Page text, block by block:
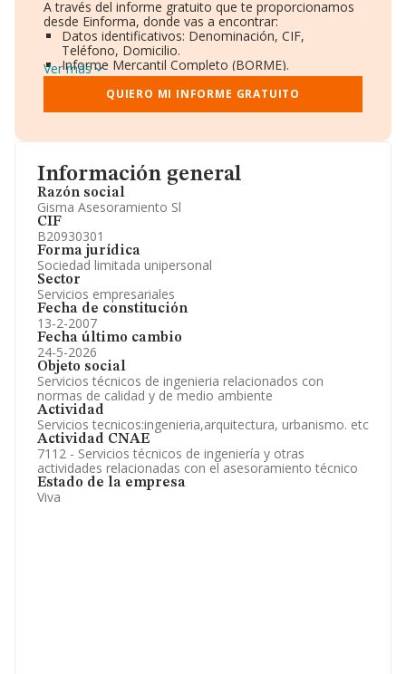
Información general
Razón social
Gisma Asesoramiento Sl
CIF
B20930301
Forma jurídica
Sociedad limitada unipersonal
Sector
Servicios empresariales
Fecha de constitución
13-2-2007
Fecha último cambio
24-5-2026
Objeto social
Servicios técnicos de ingenieria relacionados con
normas de calidad y de medio ambiente
Actividad
Servicios tecnicos:ingenieria,arquitectura, urbanismo. etc
Actividad CNAE
7112 - Servicios técnicos de ingeniería y otras
actividades relacionadas con el asesoramiento técnico
Estado de la empresa
Viva
A través del informe gratuito que te proporcionamos
desde Einforma, donde vas a encontrar:
Datos identificativos: Denominación, CIF,
Teléfono, Domicilio.
Informe Mercantil Completo (BORME).
Gráficos de Evolución Ventas y Empleados.
Consejo de Administración y Administradores.
Directivos y Ejecutivos.
Información oficial y registral complementaria.
Ver más
QUIERO MI INFORME GRATUITO